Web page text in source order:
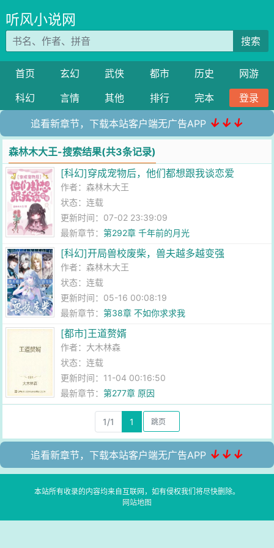
听风小说网
搜索
首页 玄幻 武侠 都市 历史
网游
科幻
言情 其他 排行 完本 登录
追看新章节，下载本站客户端无广告APP ↓↓↓
森林木大王-搜索结果(共3条记录)
[科幻]穿成宠物后，他们都想跟我谈恋爱
作者：森林木大王
状态：连载
更新时间：07-02 23:39:09
最新章节：第292章 千年前的月光
[科幻]开局兽校废柴，兽夫越多越变强
作者：森林木大王
状态：连载
更新时间：05-16 00:08:19
最新章节：第38章 不如你求求我
[都市]王道赘婿
作者： 大木林森
状态：连载
更新时间：11-04 00:16:50
最新章节：第277章 原因
1/1 1
追看新章节，下载本站客户端无广告APP ↓↓↓
本站所有收录的内容均来自互联网，如有侵权我们将尽快删除。
网站地图